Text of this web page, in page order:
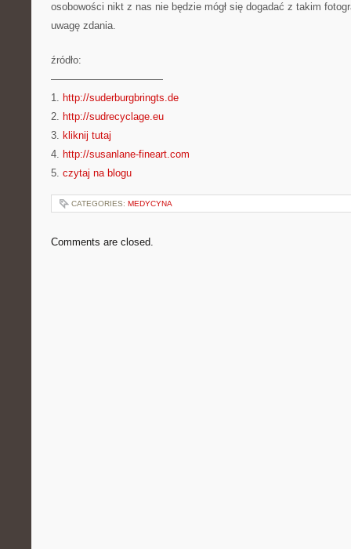
osobowości nikt z nas nie będzie mógł się dogadać z takim
uwagę zdania.
źródło:
———————————
1. http://suderburgbringts.de
2. http://sudrecyclage.eu
3. kliknij tutaj
4. http://susanlane-fineart.com
5. czytaj na blogu
CATEGORIES: MEDYCYNA
Comments are closed.